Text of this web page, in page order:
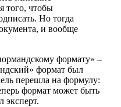
того, чтобы
Но тогда
и вообще
формату» –
формат был
перешла на формулу:
формат может быть
эксперт.